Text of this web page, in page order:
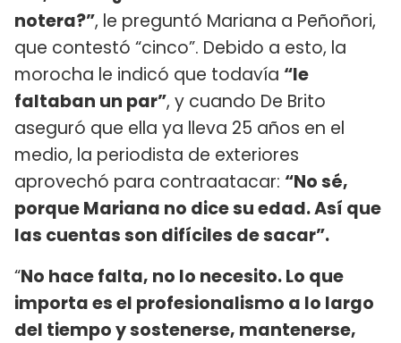
notera?”, le preguntó Mariana a Peñoñori,
que contestó “cinco”. Debido a esto, la
morocha le indicó que todavía “le
faltaban un par”, y cuando De Brito
aseguró que ella ya lleva 25 años en el
medio, la periodista de exteriores
aprovechó para contraatacar: “No sé,
porque Mariana no dice su edad. Así que
las cuentas son difíciles de sacar”.
“No hace falta, no lo necesito. Lo que
importa es el profesionalismo a lo largo
del tiempo y sostenerse, mantenerse,